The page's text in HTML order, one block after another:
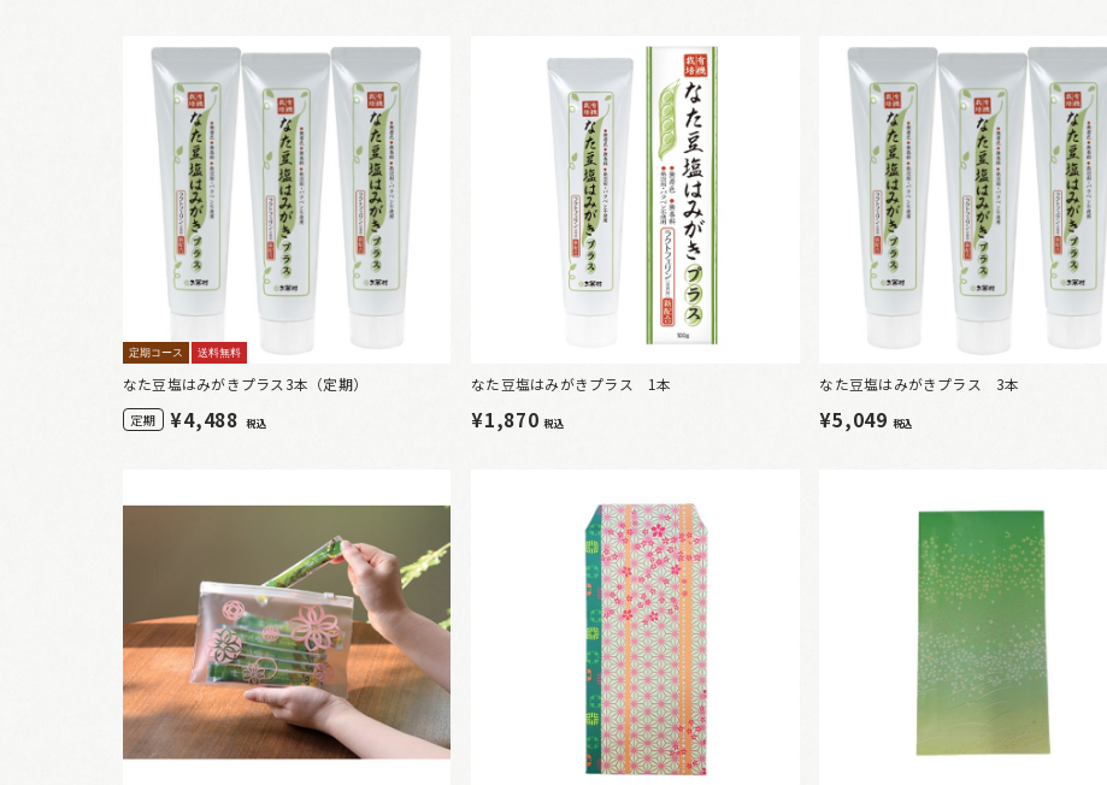
定期コース 送料無料
なた豆塩はみがきプラス3本（定期）
定期 ¥4,488 税込
なた豆塩はみがきプラス 1本
¥1,870税込
なた豆塩はみがきプラス 3本
¥5,049 税込